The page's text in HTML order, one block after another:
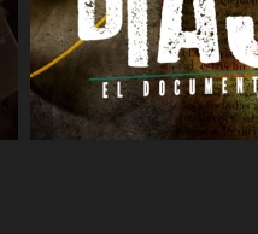
COMPARTIR